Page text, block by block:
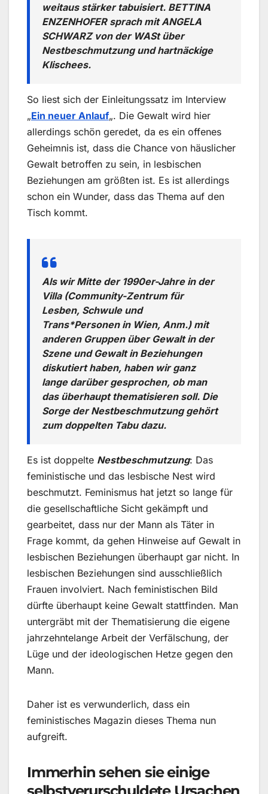
weitaus stärker tabuisiert. BETTINA
ENZENHOFER sprach mit ANGELA
SCHWARZ von der WASt über
Nestbeschmutzung und hartnäckige
Klischees.
So liest sich der Einleitungssatz im Interview
„Ein neuer Anlauf„. Die Gewalt wird hier
allerdings schön geredet, da es ein offenes
Geheimnis ist, dass die Chance von häuslicher
Gewalt betroffen zu sein, in lesbischen
Beziehungen am größten ist. Es ist allerdings
schon ein Wunder, dass das Thema auf den
Tisch kommt.
Als wir Mitte der 1990er-Jahre in der
Villa (Community-Zentrum für
Lesben, Schwule und
Trans*Personen in Wien, Anm.) mit
anderen Gruppen über Gewalt in der
Szene und Gewalt in Beziehungen
diskutiert haben, haben wir ganz
lange darüber gesprochen, ob man
das überhaupt thematisieren soll. Die
Sorge der Nestbeschmutzung gehört
zum doppelten Tabu dazu.
Es ist doppelte Nestbeschmutzung: Das
feministische und das lesbische Nest wird
beschmutzt. Feminismus hat jetzt so lange für
die gesellschaftliche Sicht gekämpft und
gearbeitet, dass nur der Mann als Täter in
Frage kommt, da gehen Hinweise auf Gewalt in
lesbischen Beziehungen überhaupt gar nicht. In
lesbischen Beziehungen sind ausschließlich
Frauen involviert. Nach feministischen Bild
dürfte überhaupt keine Gewalt stattfinden. Man
untergräbt mit der Thematisierung die eigene
jahrzehntelange Arbeit der Verfälschung, der
Lüge und der ideologischen Hetze gegen den
Mann.
Daher ist es verwunderlich, dass ein
feministisches Magazin dieses Thema nun
aufgreift.
Immerhin sehen sie einige